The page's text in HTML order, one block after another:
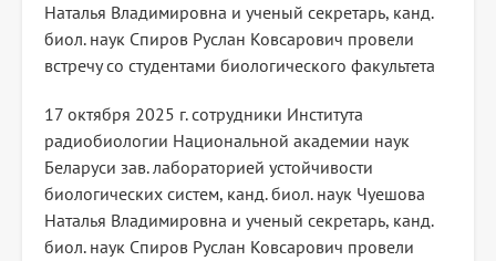
Наталья Владимировна и ученый секретарь, канд.
биол. наук Спиров Руслан Ковсарович провели
встречу со студентами биологического факультета
17 октября 2025 г. сотрудники Института
радиобиологии Национальной академии наук
Беларуси зав. лабораторией устойчивости
биологических систем, канд. биол. наук Чуешова
Наталья Владимировна и ученый секретарь, канд.
биол. наук Спиров Руслан Ковсарович провели